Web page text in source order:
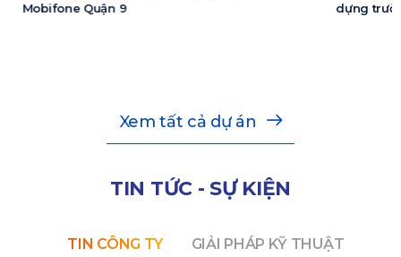
dựng trường đại học FPT
cấp
Xem tất cả dự án
TIN TỨC - SỰ KIỆN
TIN CÔNG TY GIẢI PHÁP KỸ THUẬT